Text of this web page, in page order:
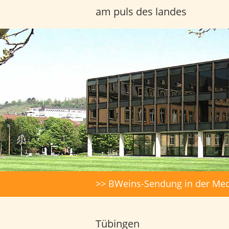
am puls des landes
Headerbilder
>> BWeins-Sendung in der
Tübingen